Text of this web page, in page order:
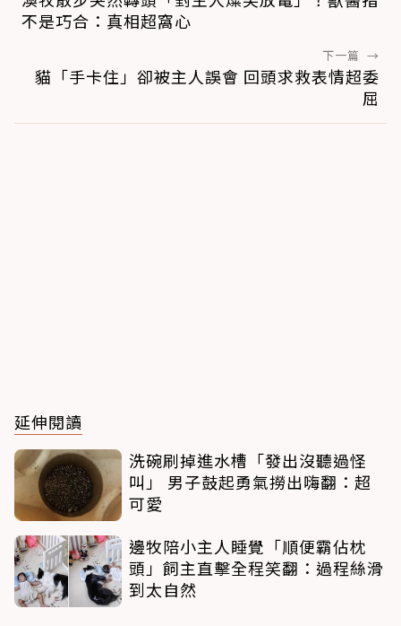
不是巧合：真相超窩心
下一篇 →
貓「手卡住」卻被主人誤會 回頭求救表情超委
屈
延伸閱讀
洗碗刷掉進水槽「發出沒聽過怪
叫」 男子鼓起勇氣撈出嗨翻：超
可愛
邊牧陪小主人睡覺「順便霸佔枕
頭」飼主直擊全程笑翻：過程絲滑
到太自然